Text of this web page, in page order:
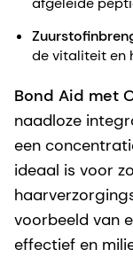
de vitaliteit en
Bond Aid met
naadloze
een
ideaal is voor
voorbeeld van
effectief en